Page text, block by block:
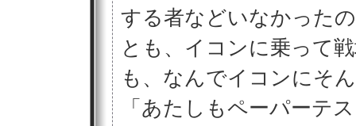
する者などいなかった
とも、イコンに乗って
も、なんでイコンにそ
「あたしもペーパーテ